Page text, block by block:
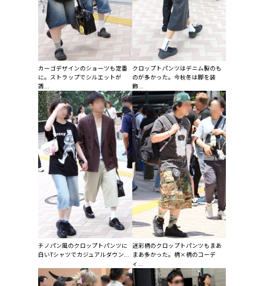
カーゴデザインのショーツも定番
に。ストラップでシルエットが
調...
クロップトパンツはデニム製のも
のが多かった。今秋冬は脚を装
飾...
チノパン風のクロップトパンツに
白いTシャツでカジュアルダウン...
迷彩柄のクロップトパンツもまあ
まあ多かった。柄×柄のコーデ
ィ...